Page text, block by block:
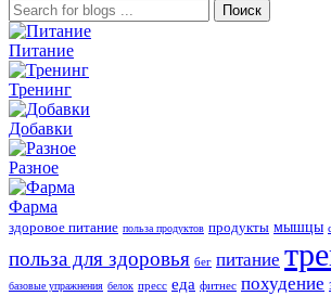
Поиск
Питание
Тренинг
Добавки
Разное
Фарма
здоровое питание польза продуктов продукты мышцы
польза для здоровья бег питание
базовые упражнения белок пресс еда фитнес похудение